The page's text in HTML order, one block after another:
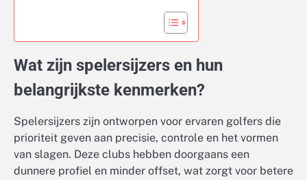
Wat zijn spelersijzers en hun
belangrijkste kenmerken?
Spelersijzers zijn ontworpen voor ervaren golfers die
prioriteit geven aan precisie, controle en het vormen
van slagen. Deze clubs hebben doorgaans een
dunnere profiel en minder offset, wat zorgt voor betere